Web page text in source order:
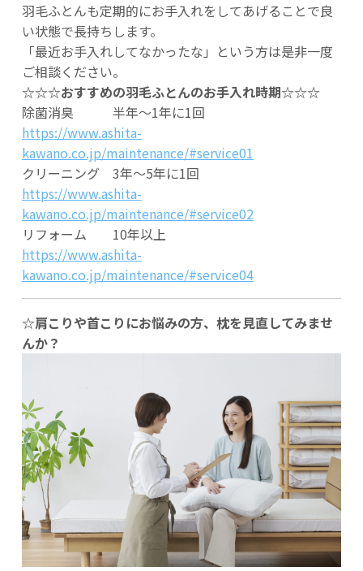
羽毛ふとんも定期的にお手入れをしてあげることで良
い状態で長持ちします。
「最近お手入れしてなかったな」という方は是非一度
ご相談ください。
☆☆☆おすすめの羽毛ふとんのお手入れ時期☆☆☆
除菌消臭 半年～1年に1回
https://www.ashita-
kawano.co.jp/maintenance/#service01
クリーニング 3年～5年に1回
https://www.ashita-
kawano.co.jp/maintenance/#service02
リフォーム 10年以上
https://www.ashita-
kawano.co.jp/maintenance/#service04
☆肩こりや首こりにお悩みの方、枕を見直してみませ
んか？